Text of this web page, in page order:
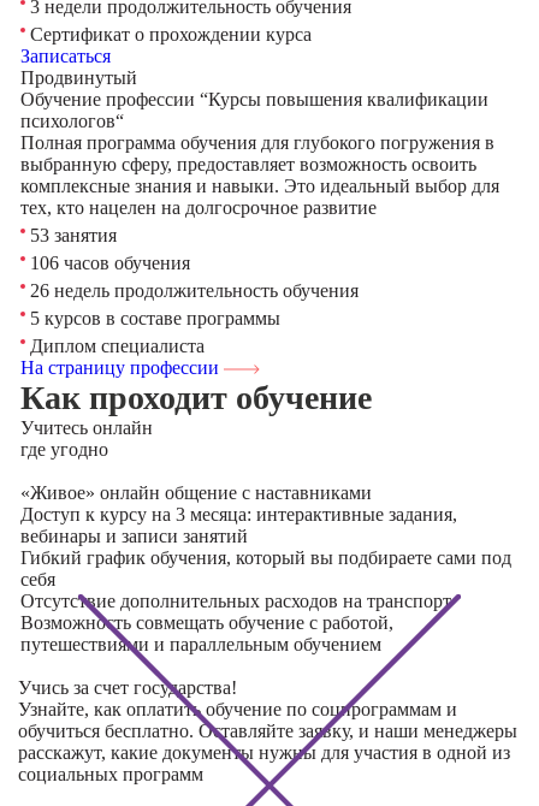
3 недели продолжительность обучения
Сертификат о прохождении курса
Записаться
Продвинутый
Обучение профессии “Курсы повышения квалификации
психологов“
Полная программа обучения для глубокого погружения в
выбранную сферу, предоставляет возможность освоить
комплексные знания и навыки. Это идеальный выбор для
тех, кто нацелен на долгосрочное развитие
53 занятия
106 часов обучения
26 недель продолжительность обучения
5 курсов в составе программы
Диплом специалиста
На страницу профессии
Как проходит обучение
Учитесь онлайн
где угодно
«Живое» онлайн общение с наставниками
Доступ к курсу на 3 месяца: интерактивные задания,
вебинары и записи занятий
Гибкий график обучения, который вы подбираете сами под
себя
Отсутствие дополнительных расходов на транспорт
Возможность совмещать обучение с работой,
путешествиями и параллельным обучением
Учись за счет государства!
Узнайте, как оплатить обучение по соцпрограммам и
обучиться бесплатно. Оставляйте заявку, и наши менеджеры
расскажут, какие документы нужны для участия в одной из
социальных программ